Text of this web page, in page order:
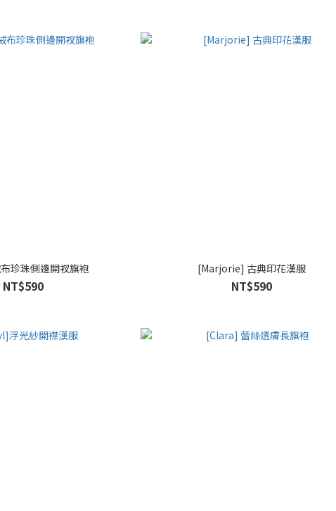
珍珠側邊開衩旗袍
NT$590
[Marjorie] 古典印花漢服
NT$590